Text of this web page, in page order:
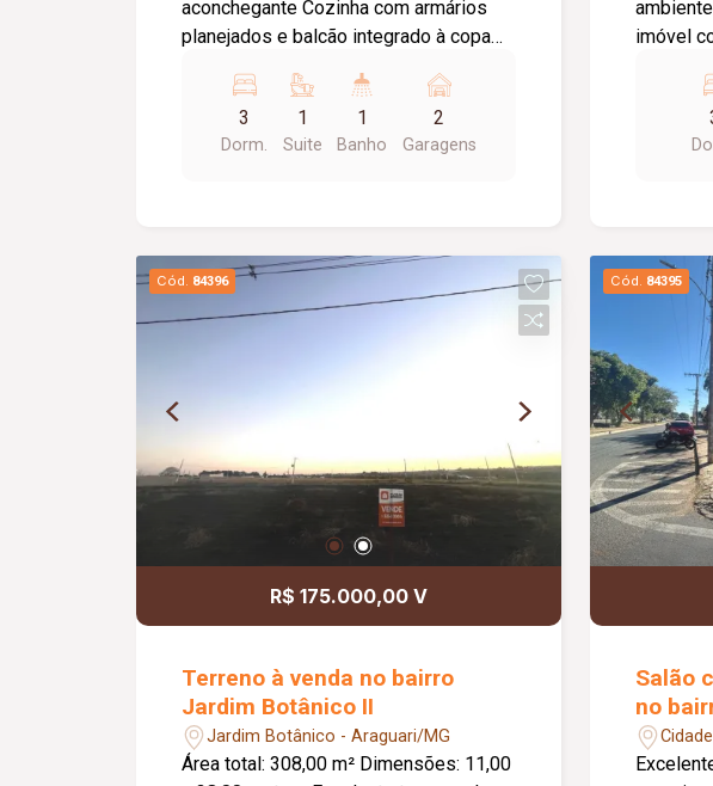
aconchegante Cozinha com armários
planejados e balcão integrado à copa
que une praticidade, segurança e um
excelente padrão de acabamento, ideal
3
Dorm.
1
Suite
1
Banho
2
Garagens
imóvel
cozinha
em
toda a
Cód. 84396
R$ 175.000,00 V
Terreno à venda no bairro
Jardim Botânico II
Jardim Botânico - Araguari/MG
Área total: 308,00 m² Dimensões: 11,00
Cód. 84395
Salão
no